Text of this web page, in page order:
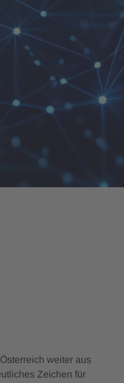
weiter aus
Zeichen für